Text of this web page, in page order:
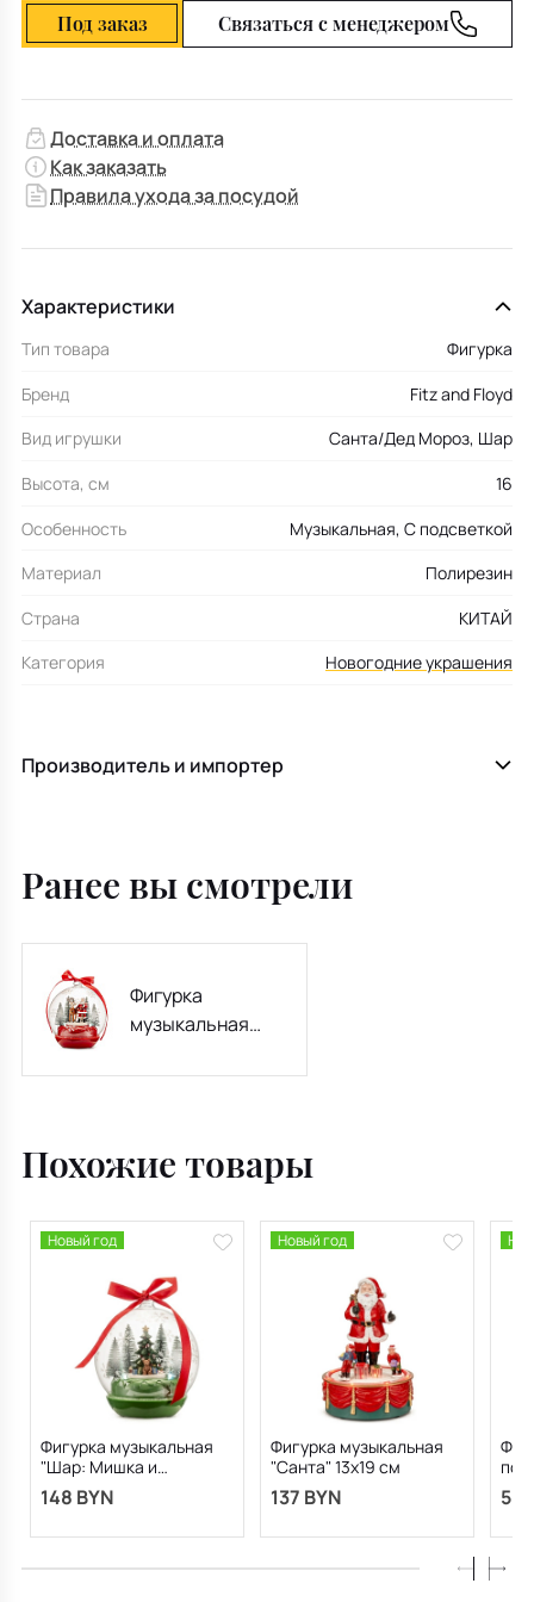
Под заказ Связаться с менеджером
Доставка и оплата
Как заказать
Правила ухода за посудой
Характеристики
Тип товара
Фигурка
Бренд
Fitz and Floyd
Вид игрушки
Санта/Дед Мороз, Шар
Высота, см
16
Особенность
Музыкальная, С подсветкой
Материал
Полирезин
Страна
КИТАЙ
Категория
Новогодние украшения
Производитель и импортер
Ранее вы смотрели
Фигурка
музыкальная
олень" 13х16 см
Похожие товары
Новый год
Фигурка музыкальная
"Шар: Мишка и
новогодняя ель" 13х16
см
148 BYN
Новый год
Фигурка музыкальная
"Санта" 13х19 см
137 BYN